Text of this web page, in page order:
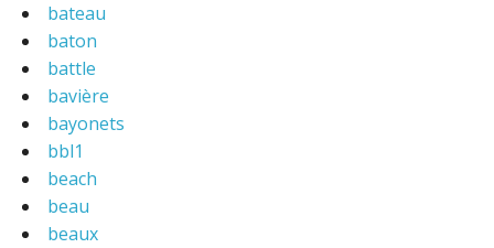
bateau
baton
battle
bavière
bayonets
bbl1
beach
beau
beaux